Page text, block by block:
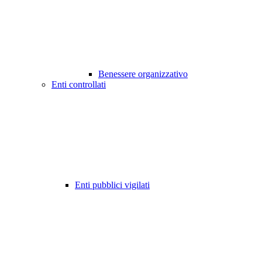
Benessere organizzativo
Enti controllati
Enti pubblici vigilati